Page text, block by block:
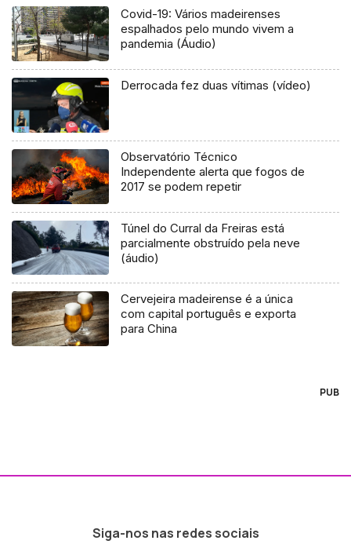
Covid-19: Vários madeirenses
espalhados pelo mundo vivem a
pandemia (Áudio)
Derrocada fez duas vítimas (vídeo)
Observatório Técnico
Independente alerta que fogos de
2017 se podem repetir
Túnel do Curral da Freiras está
parcialmente obstruído pela neve
(áudio)
Cervejeira madeirense é a única
com capital português e exporta
para China
PUB
Siga-nos nas redes sociais